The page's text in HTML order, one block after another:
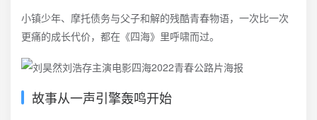
小镇少年、摩托债务与父子和解的残酷青春物语，一次比一次
更痛的成长代价，都在《四海》里呼啸而过。
故事从一声引擎轰鸣开始